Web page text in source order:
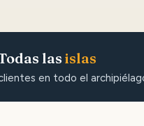
las islas
en todo el